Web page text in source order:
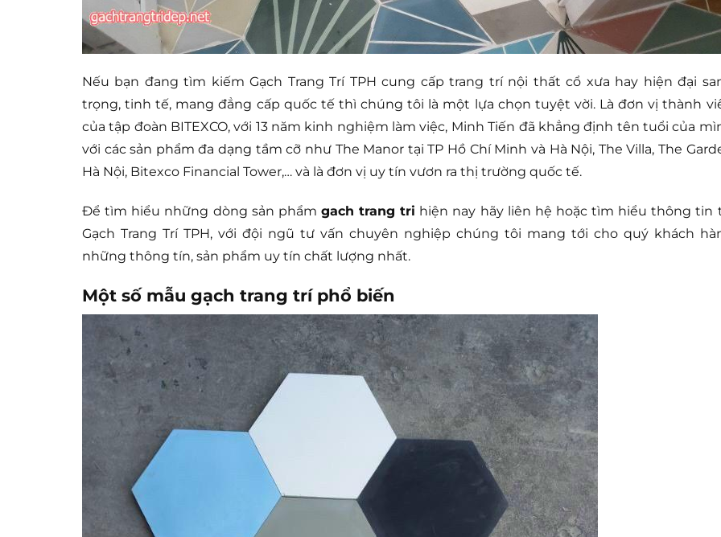
Nếu bạn đang tìm kiếm Gạch Trang Trí TPH cung cấp trang trí nội thất cổ xưa hay hiện đại
trọng, tinh tế, mang đẳng cấp quốc tế thì chúng tôi là một lựa chọn tuyệt vời. Là đơn vị thành
của tập đoàn BITEXCO, với 13 năm kinh nghiệm làm việc, Minh Tiến đã khẳng định tên tuổi của
với các sản phẩm đa dạng tầm cỡ như The Manor tại TP Hồ Chí Minh và Hà Nội, The Villa, The
Hà Nội, Bitexco Financial Tower,… và là đơn vị uy tín vươn ra thị trường quốc tế.
Để tìm hiểu những dòng sản phẩm gach trang tri hiện nay hãy liên hệ hoặc tìm hiểu thông tin
Gạch Trang Trí TPH, với đội ngũ tư vấn chuyên nghiệp chúng tôi mang tới cho quý khách
những thông tín, sản phẩm uy tín chất lượng nhất.
Một số mẫu gạch trang trí phổ biến